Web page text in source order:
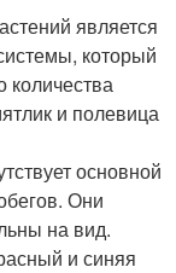
является
который
количества
и полевица
основной
Они
на вид.
и синяя